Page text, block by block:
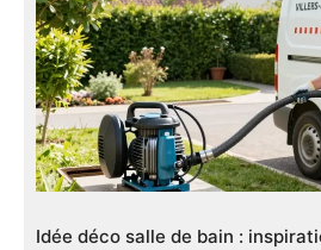
Idée déco salle de bain :